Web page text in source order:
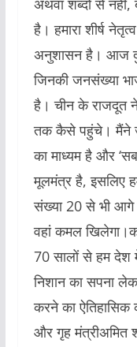
अथवा शब्दों से
है। हमारा शीर्ष
अनुशासन है। आज
जिनकी जनसंख्या
है। चीन के राजदूत
तक कैसे पहुंचे। मैंने
का माध्यम है और
मूलमंत्र है, इसलिए
संख्या 20 से भी आगे
वहां कमल
70 सालों से हम देश
निशान का सपना
करने का ऐतिहासिक
और गृह मंत्रीअमित